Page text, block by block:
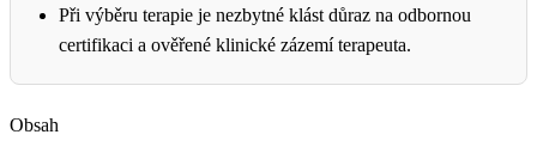
Při výběru terapie je nezbytné klást důraz na odbornou
certifikaci a ověřené klinické zázemí terapeuta.
Obsah